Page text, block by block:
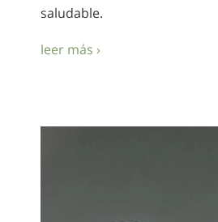
saludable.
leer más ›